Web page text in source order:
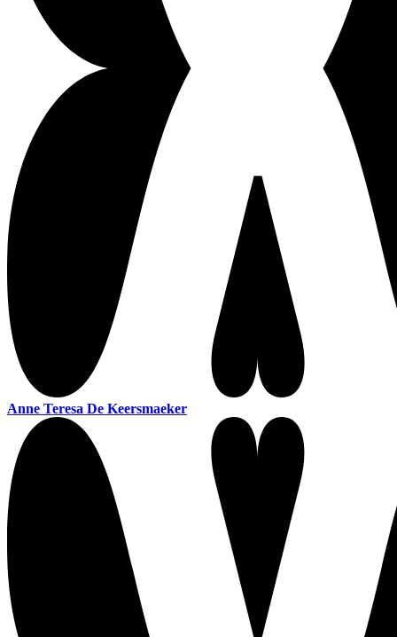
Anne Teresa De Keersmaeker